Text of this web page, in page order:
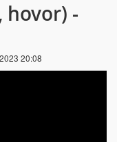
hovor) -
20:08